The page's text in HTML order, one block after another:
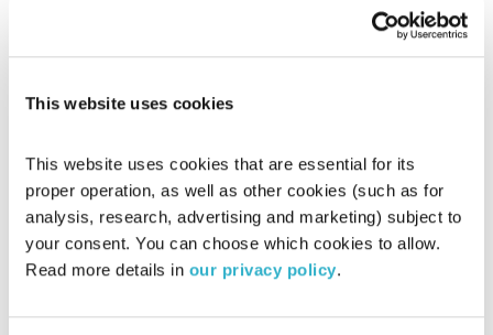
This website uses cookies
This website uses cookies that are essential for its
proper operation, as well as other cookies (such as for
analysis, research, advertising and marketing) subject to
your consent. You can choose which cookies to allow.
Read more details in our privacy policy.
המניע
אלון נוימן
06.03.26
00:59:39
בזמן שהמלחמה הזאת מתנהלת לנו מעל הראש, גם פיזית וגם